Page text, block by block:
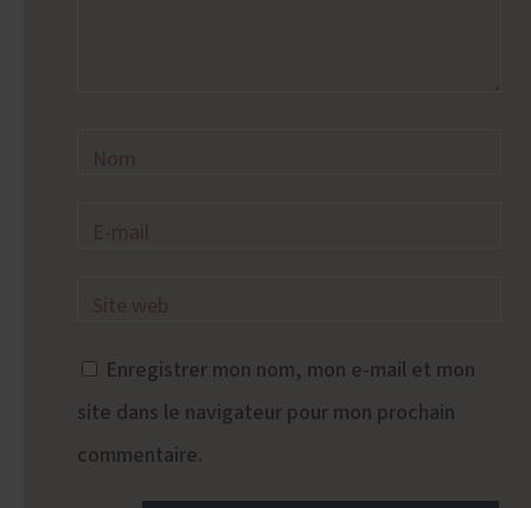
Enregistrer mon nom, mon e-mail et mon
site dans le navigateur pour mon prochain
commentaire.